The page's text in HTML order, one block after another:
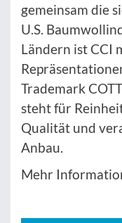
gemeinsam die
U.S.
Ländern ist CCI
Trademark
steht für
Qualität und
Anbau.
Mehr